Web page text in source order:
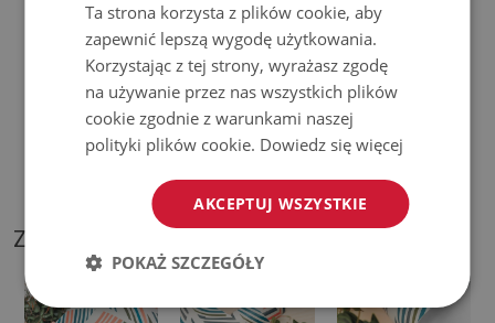
Jak dbać o produkt?
Czyść wilgotną szmatką —
nie używaj silnych środków
chemicznych.
ZDJĘCIA NASZEGO PRODUKTU
Ta strona korzysta z plików cookie, aby
zapewnić lepszą wygodę użytkowania.
Korzystając z tej strony, wyrażasz zgodę
na używanie przez nas wszystkich plików
cookie zgodnie z warunkami naszej
polityki plików cookie. Dowiedz się więcej
AKCEPTUJ WSZYSTKIE
POKAŻ SZCZEGÓŁY